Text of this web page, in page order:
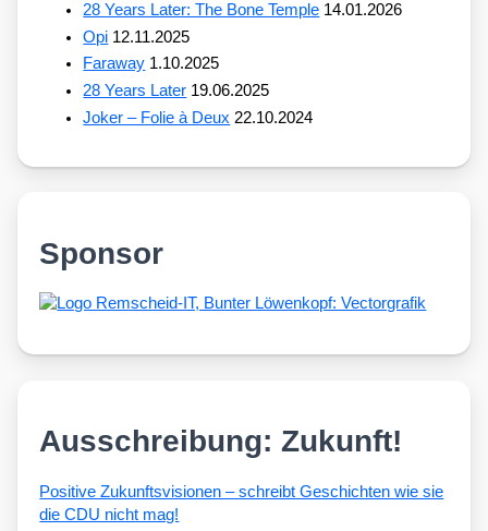
28 Years Later: The Bone Temple 14.01.2026
Opi 12.11.2025
Faraway 1.10.2025
28 Years Later 19.06.2025
Joker – Folie à Deux 22.10.2024
Sponsor
Ausschreibung: Zukunft!
Posi­ti­ve Zukunfts­vi­sio­nen – schreibt Geschich­ten wie sie
die CDU nicht mag!